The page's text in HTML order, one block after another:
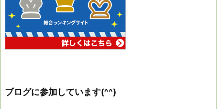
ブログに参加しています(^^)